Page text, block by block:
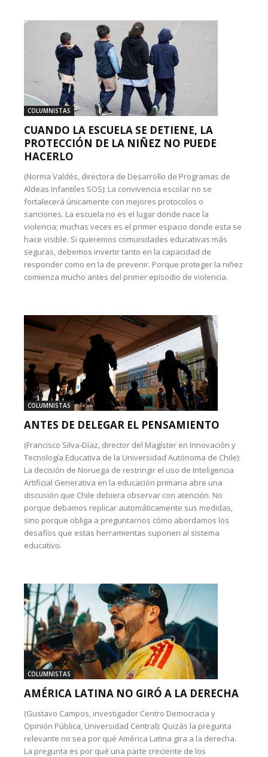
COLUMNISTAS
CUANDO LA ESCUELA SE DETIENE, LA
PROTECCIÓN DE LA NIÑEZ NO PUEDE
HACERLO
(Norma Valdés, directora de Desarrollo de Programas de
Aldeas Infantiles SOS): La convivencia escolar no se
fortalecerá únicamente con mejores protocolos o
sanciones. La escuela no es el lugar donde nace la
violencia; muchas veces es el primer espacio donde esta se
hace visible. Si queremos comunidades educativas más
seguras, debemos invertir tanto en la capacidad de
responder como en la de prevenir. Porque proteger la niñez
comienza mucho antes del primer episodio de violencia.
COLUMNISTAS
ANTES DE DELEGAR EL PENSAMIENTO
(Francisco Silva-Díaz, director del Magíster en Innovación y
Tecnología Educativa de la Universidad Autónoma de Chile):
La decisión de Noruega de restringir el uso de Inteligencia
Artificial Generativa en la educación primaria abre una
discusión que Chile debiera observar con atención. No
porque debamos replicar automáticamente sus medidas,
sino porque obliga a preguntarnos cómo abordamos los
desafíos que estas herramientas suponen al sistema
educativo.
COLUMNISTAS
AMÉRICA LATINA NO GIRÓ A LA DERECHA
(Gustavo Campos, investigador Centro Democracia y
Opinión Pública, Universidad Central): Quizás la pregunta
relevante no sea por qué América Latina gira a la derecha.
La pregunta es por qué una parte creciente de los